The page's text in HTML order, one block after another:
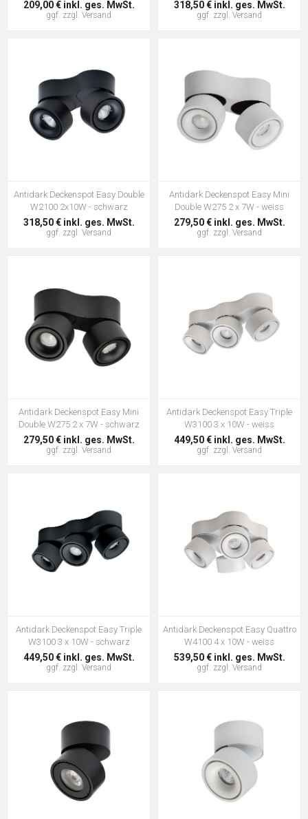
209,00 € inkl. ges. MwSt.
ggf. zzgl. Versand
318,50 € inkl. ges. MwSt.
ggf. zzgl. Versand
Antidark Deckenspot Easy Double
W2100 2x10W - schwarz
318,50 € inkl. ges. MwSt.
ggf. zzgl. Versand
Antidark Deckenspot Easy Mini
Double W275 2 x 7W - weiss
279,50 € inkl. ges. MwSt.
ggf. zzgl. Versand
Antidark Deckenspot Easy Mini
Double W275 2 x 7W - schwarz
279,50 € inkl. ges. MwSt.
ggf. zzgl. Versand
Antidark Deckenspot Easy Triple
W3100 3 x 10W - weiss
449,50 € inkl. ges. MwSt.
ggf. zzgl. Versand
Antidark Deckenspot Easy Triple
W3100 3 x 10W - schwarz
449,50 € inkl. ges. MwSt.
ggf. zzgl. Versand
Antidark Deckenspot Easy Quattro
W4100 4 x 10W - weiss
539,50 € inkl. ges. MwSt.
ggf. zzgl. Versand